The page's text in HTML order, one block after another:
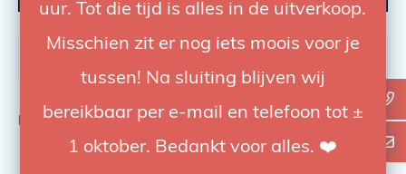
uur. Tot die tijd is alles in de uitverkoop.
Misschien zit er nog iets moois voor je
tussen! Na sluiting blijven wij
bereikbaar per e-mail en telefoon tot ±
1 oktober. Bedankt voor alles. ❤️
Bekijk0 van de 0 producten